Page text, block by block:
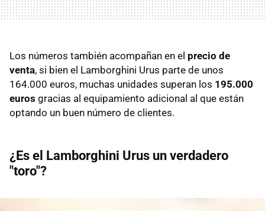
Los números también acompañan en el precio de
venta, si bien el Lamborghini Urus parte de unos
164.000 euros, muchas unidades superan los 195.000
euros gracias al equipamiento adicional al que están
optando un buen número de clientes.
¿Es el Lamborghini Urus un verdadero
"toro"?